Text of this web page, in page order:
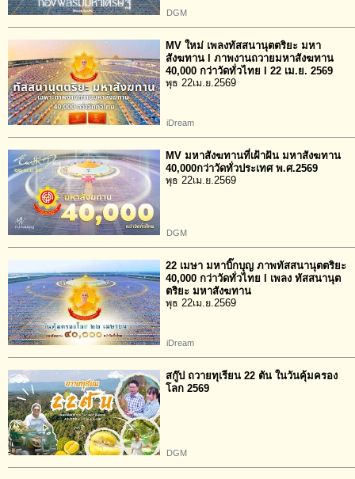
DGM
MV ใหม่ เพลงทัสสนานุตตริยะ มหา
สังฆทาน l ภาพงานถวายมหาสังฆทาน
40,000 กว่าวัดทั่วไทย l 22 เม.ย. 2569
พุธ 22เม.ย.2569
iDream
MV มหาสังฆทานที่เฝ้าฝัน มหาสังฆทาน
40,000กว่าวัดทั่วประเทศ พ.ศ.2569
พุธ 22เม.ย.2569
DGM
22 เมษา มหาบิ๊กบุญ ภาพทัสสนานุตตริยะ
40,000 กว่าวัดทั่วไทย l เพลง ทัสสนานุต
ตริยะ มหาสังฆทาน
พุธ 22เม.ย.2569
iDream
สกู๊ป ถวายทุเรียน 22 ตัน ในวันคุ้มครอง
โลก 2569
DGM